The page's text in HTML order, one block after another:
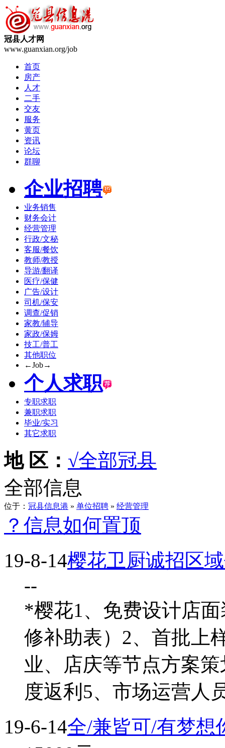
冠县人才网
www.guanxian.org/job
首页
房产
人才
二手
交友
服务
黄页
资讯
论坛
群聊
企业招聘
业务销售
财务会计
经营管理
行政/文秘
客服/餐饮
教师/教授
导游/翻译
医疗/保健
广告/设计
司机/保安
调查/促销
家教/辅导
家政/保姆
技工/普工
其他职位
←Job→
个人求职
专职求职
兼职求职
毕业/实习
其它求职
地 区： √全部冠县
全部信息
位于： 冠县信息港 » 单位招聘 » 经营管理
？信息如何置顶
19-8-14樱花卫厨诚招区
--
*樱花1、免费设计店
修补助表）2、首批上
业、店庆等节点方案
度返利5、市场运营人
19-6-14全/兼皆可/有梦想